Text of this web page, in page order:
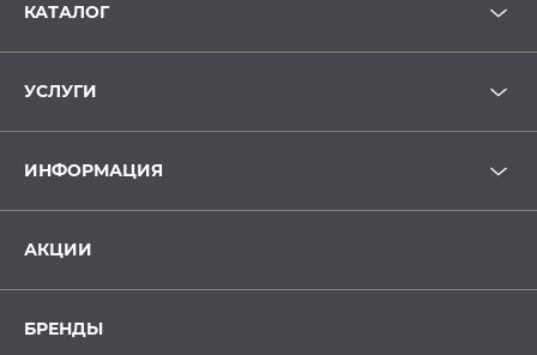
КАТАЛОГ
УСЛУГИ
ИНФОРМАЦИЯ
АКЦИИ
БРЕНДЫ